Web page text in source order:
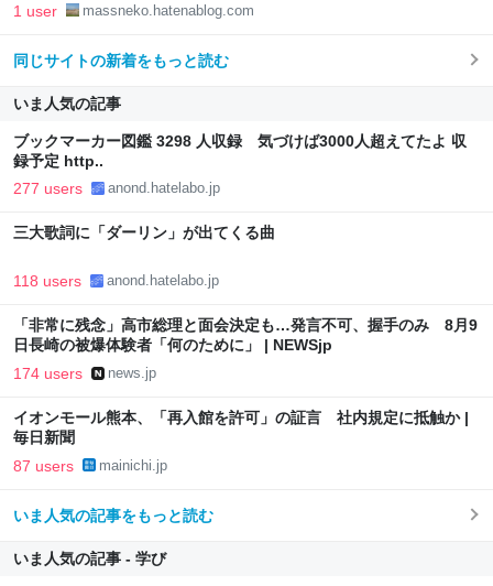
1 user massneko.hatenablog.com
同じサイトの新着をもっと読む
いま人気の記事
ブックマーカー図鑑 3298 人収録 気づけば3000人超えてたよ 収
録予定 http..
277 users anond.hatelabo.jp
三大歌詞に「ダーリン」が出てくる曲
118 users anond.hatelabo.jp
「非常に残念」高市総理と面会決定も…発言不可、握手のみ 8月9
日長崎の被爆体験者「何のために」 | NEWSjp
174 users news.jp
イオンモール熊本、「再入館を許可」の証言 社内規定に抵触か |
毎日新聞
87 users mainichi.jp
いま人気の記事をもっと読む
いま人気の記事 - 学び